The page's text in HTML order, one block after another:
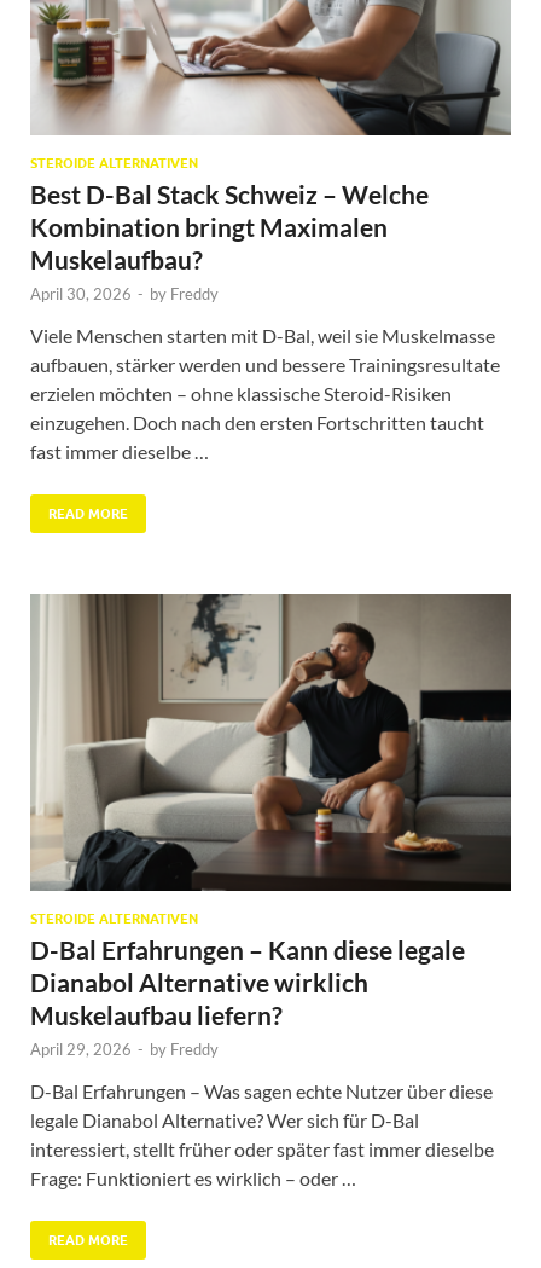
STEROIDE ALTERNATIVEN
Best D-Bal Stack Schweiz – Welche
Kombination bringt Maximalen
Muskelaufbau?
April 30, 2026 - by Freddy
Viele Menschen starten mit D-Bal, weil sie Muskelmasse
aufbauen, stärker werden und bessere Trainingsresultate
erzielen möchten – ohne klassische Steroid-Risiken
einzugehen. Doch nach den ersten Fortschritten taucht
fast immer dieselbe …
READ MORE
STEROIDE ALTERNATIVEN
D-Bal Erfahrungen – Kann diese legale
Dianabol Alternative wirklich
Muskelaufbau liefern?
April 29, 2026 - by Freddy
D-Bal Erfahrungen – Was sagen echte Nutzer über diese
legale Dianabol Alternative? Wer sich für D-Bal
interessiert, stellt früher oder später fast immer dieselbe
Frage: Funktioniert es wirklich – oder …
READ MORE